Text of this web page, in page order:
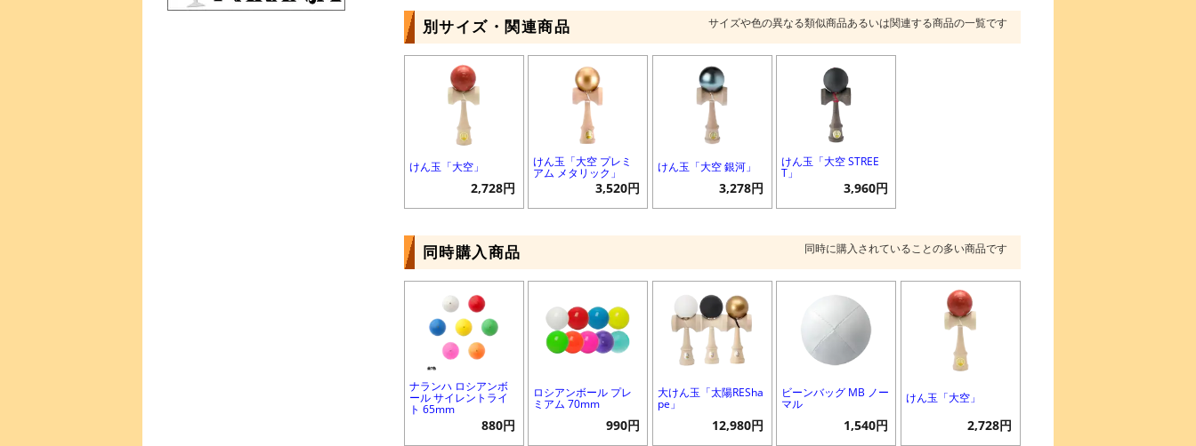
別サイズ・関連商品 サイズや色の異なる類似商品あるいは関連する商品の一覧です
けん玉「大空」
2,728円
けん玉「大空 プレミ
アム メタリック」
3,520円
けん玉「大空 銀河」
3,278円
けん玉「大空 STREE
T」
3,960円
同時購入商品 同時に購入されていることの多い商品です
ナランハ ロシアンボ
ール サイレントライ
ト 65mm
880円
ロシアンボール プレ
ミアム 70mm
990円
大けん玉「太陽RESha
pe」
12,980円
ビーンバッグ MB ノー
マル
1,540円
けん玉「大空」
2,728円